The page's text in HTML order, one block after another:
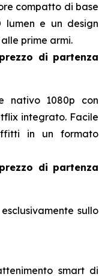
compatto di base
lumen e un design
prime armi.
di partenza
nativo 1080p con
integrato. Facile
in un formato
di partenza
sullo
smart di